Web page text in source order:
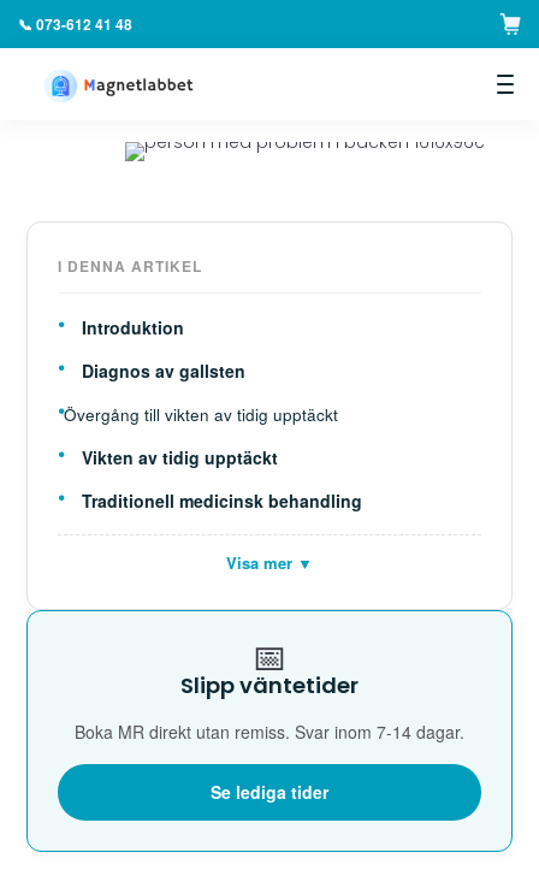
📞 073-612 41 48
I DENNA ARTIKEL
Introduktion
Diagnos av gallsten
Övergång till vikten av tidig upptäckt
Vikten av tidig upptäckt
Traditionell medicinsk behandling
Visa mer ▼
📅
Slipp väntetider
Boka MR direkt utan remiss. Svar inom 7-14 dagar.
Se lediga tider